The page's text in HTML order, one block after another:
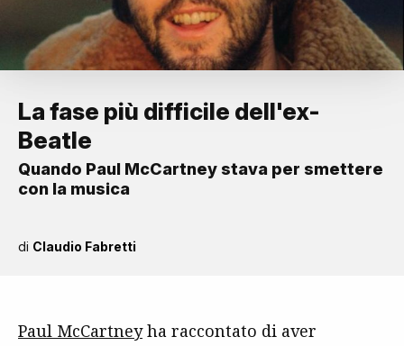
La fase più difficile dell'ex-
Beatle
Quando Paul McCartney stava per smettere
con la musica
di Claudio Fabretti
Paul McCartneyha raccontato di aver